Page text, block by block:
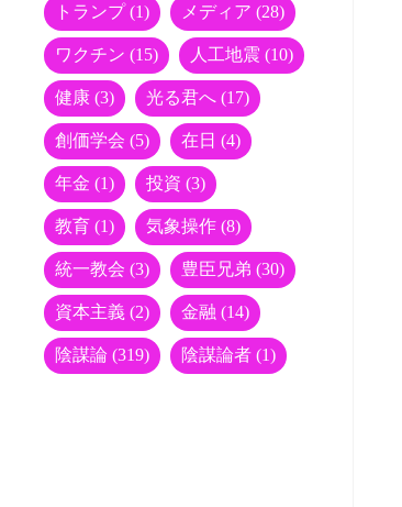
トランプ(1) メディア (28)
ワクチン (15) 人工地震 (10)
健康 (3) 光る君へ (17)
創価学会 (5) 在日 (4)
年金 (1) 投資 (3)
教育 (1) 気象操作 (8)
統一教会 (3) 豊臣兄弟 (30)
資本主義 (2) 金融 (14)
陰謀論 (319) 陰謀論者 (1)